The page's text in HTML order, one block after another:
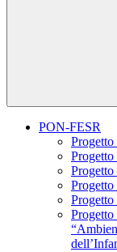
PON-FESR
Progetto
Progetto